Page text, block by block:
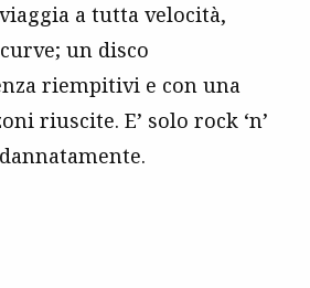
a tutta velocità,
un disco
riempitivi e con una
riuscite. E’ solo rock ‘n’